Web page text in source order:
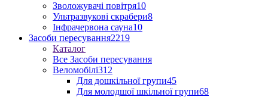
Зволожувачі повітря10
Ультразвукові скрабери8
Інфрачервона сауна10
Засоби пересування2219
Каталог
Все Засоби пересування
Веломобілі312
Для дошкільної групи45
Для молодшої шкільної групи68